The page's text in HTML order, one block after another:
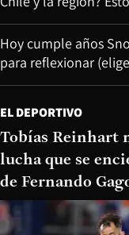
Hoy cumple años
para reflexionar
EL DEPORTIVO
Tobías Reinhart
lucha que se
de Fernando